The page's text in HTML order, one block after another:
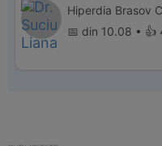
Hiperdia Brasov
📅 din 10.08 • 👍